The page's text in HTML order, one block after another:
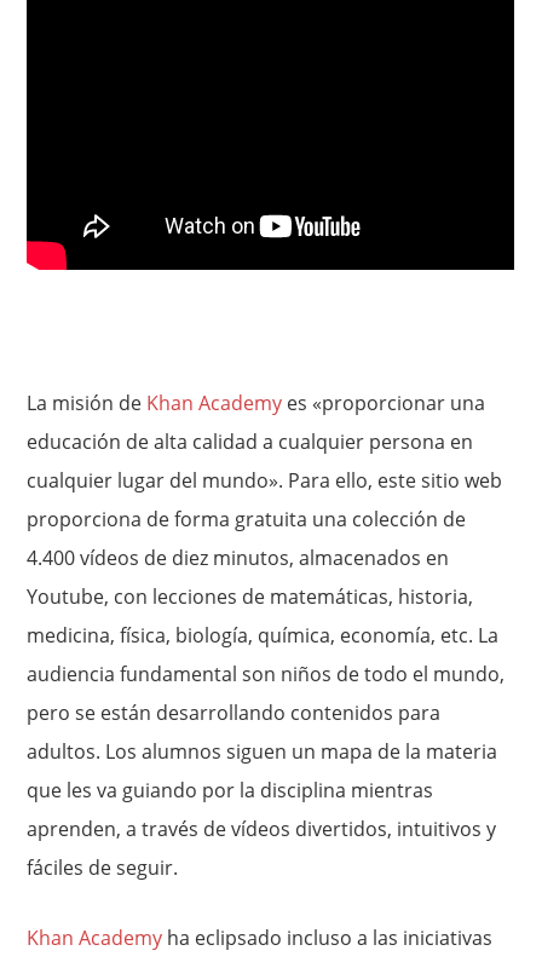
La misión de Khan Academy es «proporcionar una
educación de alta calidad a cualquier persona en
cualquier lugar del mundo». Para ello, este sitio web
proporciona de forma gratuita una colección de
4.400 vídeos de diez minutos, almacenados en
Youtube, con lecciones de matemáticas, historia,
medicina, física, biología, química, economía, etc. La
audiencia fundamental son niños de todo el mundo,
pero se están desarrollando contenidos para
adultos. Los alumnos siguen un mapa de la materia
que les va guiando por la disciplina mientras
aprenden, a través de vídeos divertidos, intuitivos y
fáciles de seguir.
Khan Academy ha eclipsado incluso a las iniciativas